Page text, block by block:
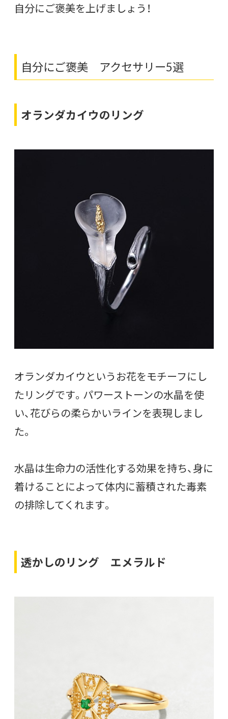
自分にご褒美を上げましょう！
自分にご褒美 アクセサリー5選
オランダカイウのリング
オランダカイウというお花をモチーフにし
たリングです。パワーストーンの水晶を使
い、花びらの柔らかいラインを表現しまし
た。
水晶は生命力の活性化する効果を持ち、身に
着けることによって体内に蓄積された毒素
の排除してくれます。
透かしのリング エメラルド